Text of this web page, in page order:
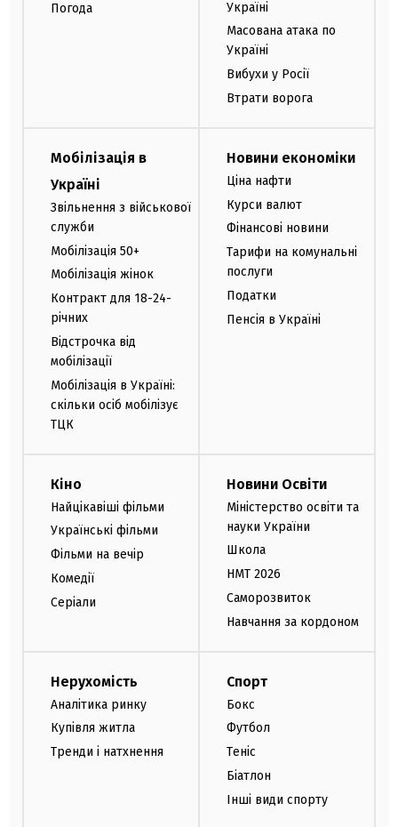
Погода
Україні
Масована атака по
Україні
Вибухи у Росії
Втрати ворога
Мобілізація в
Україні
Звільнення з військової
служби
Мобілізація 50+
Мобілізація жінок
Контракт для 18-24-
річних
Відстрочка від
мобілізації
Мобілізація в Україні:
скільки осіб мобілізує
ТЦК
Новини економіки
Ціна нафти
Курси валют
Фінансові новини
Тарифи на комунальні
послуги
Податки
Пенсія в Україні
Кіно
Найцікавіші фільми
Українські фільми
Фільми на вечір
Комедії
Серіали
Новини Освіти
Міністерство освіти та
науки України
Школа
НМТ 2026
Саморозвиток
Навчання за кордоном
Нерухомість
Аналітика ринку
Купівля житла
Тренди і натхнення
Спорт
Бокс
Футбол
Теніс
Біатлон
Інші види спорту